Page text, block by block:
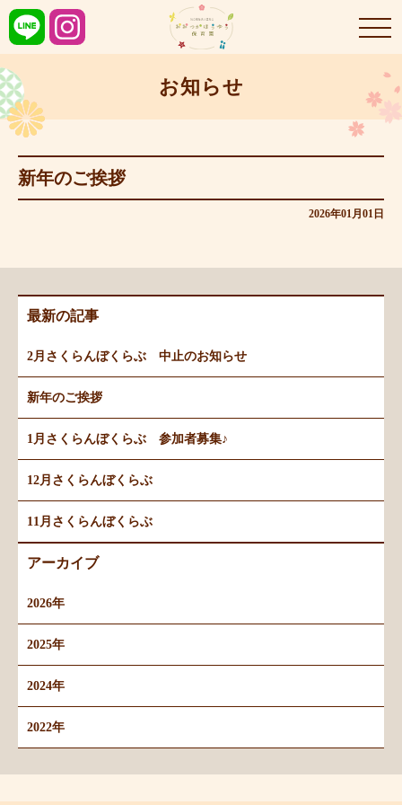
お知らせ
新年のご挨拶
2026年01月01日
最新の記事
2月さくらんぼくらぶ 中止のお知らせ
新年のご挨拶
1月さくらんぼくらぶ 参加者募集♪
12月さくらんぼくらぶ
11月さくらんぼくらぶ
アーカイブ
2026年
2025年
2024年
2022年